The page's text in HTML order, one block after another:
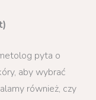
pyta o
aby wybrać
również, czy